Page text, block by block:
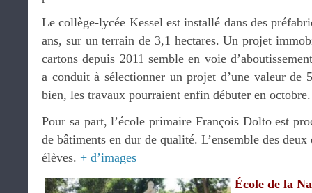
Le collège-lycée Kessel est installé dans des
ans, sur un terrain de 3,1 hectares. Un projet
cartons depuis 2011 semble en voie
a conduit à sélectionner un projet d’une valeur de
bien, les travaux pourraient enfin débuter en octobre.
Pour sa part, l’école primaire François Dolto est
de bâtiments en dur de qualité. L’ensemble des
élèves. + d’images
École de la